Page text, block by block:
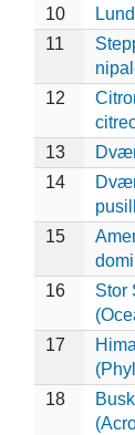
10
11
12
13
14
15
16
Stor
17
18